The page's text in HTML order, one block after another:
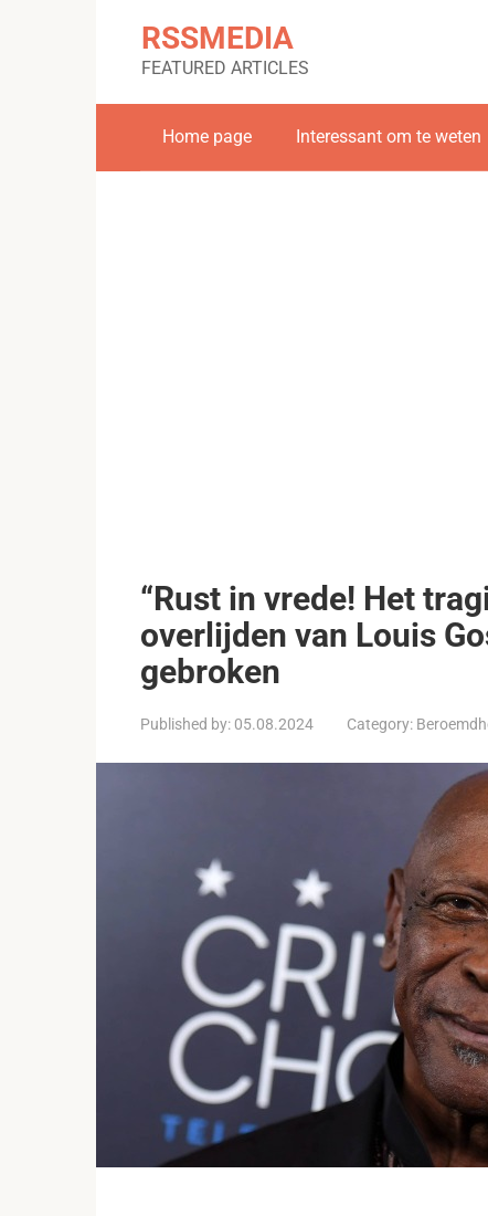
RSSMEDIA
FEATURED ARTICLES
Home page Interessant om te weten
“Rust in vrede! Het
overlijden van Louis
gebroken
Published by: 05.08.2024 Category: